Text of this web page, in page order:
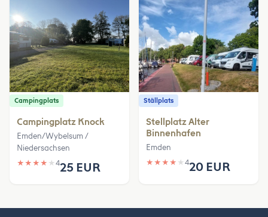
Campingplats
Campingplatz Knock
Emden/Wybelsum /
Niedersachsen
★ ★ ★ ★ ★ 425 EUR
Ställplats
Stellplatz Alter
Binnenhafen
Emden
★ ★ ★ ★ ★ 420 EUR